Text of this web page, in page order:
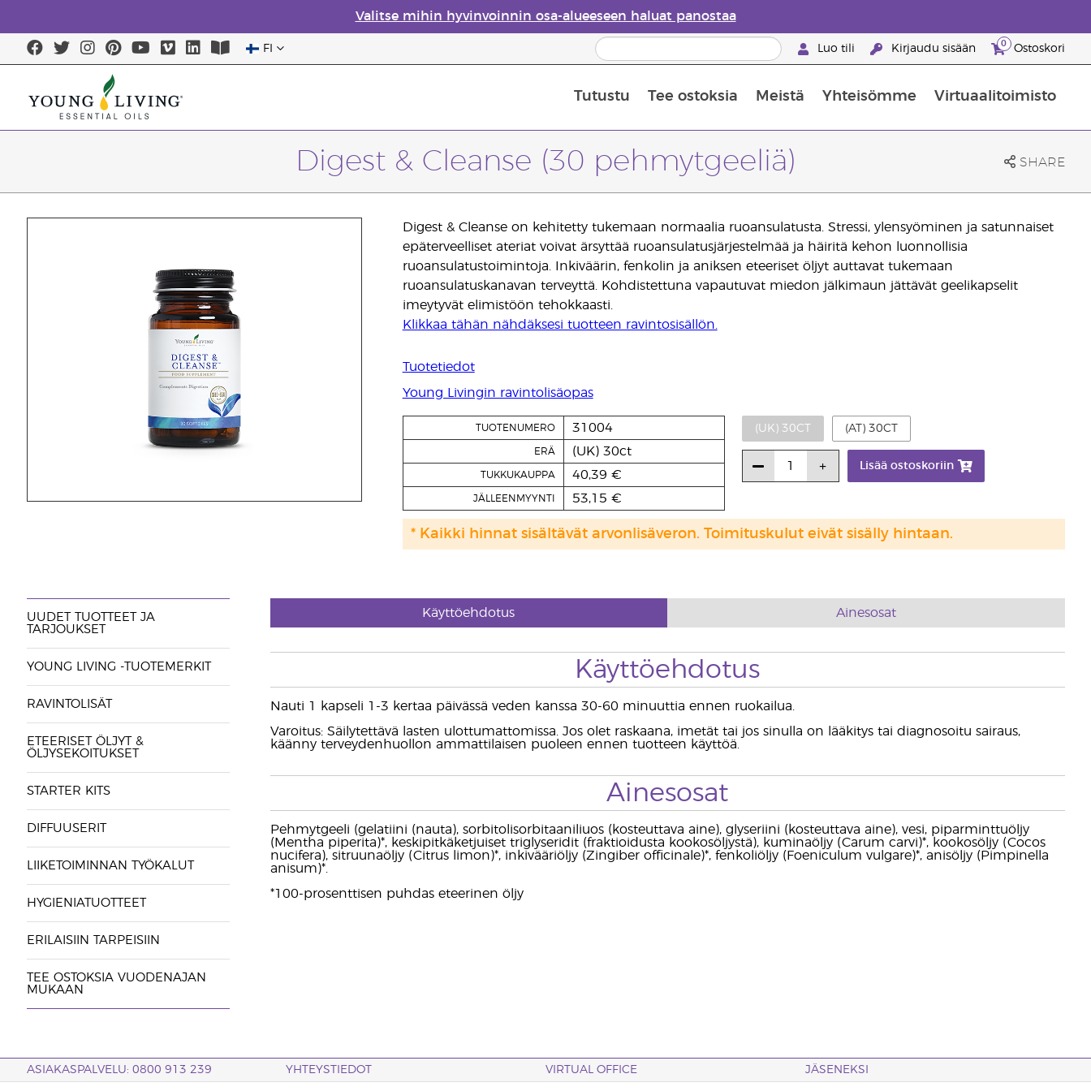
Valitse mihin hyvinvoinnin osa-alueeseen haluat panostaa
FI Luo tili Kirjaudu sisään 0 Ostoskori
Tutustu Tee ostoksia Meistä Yhteisömme Virtuaalitoimisto
Digest & Cleanse (30 pehmytgeeliä) SHARE
Digest & Cleanse on kehitetty tukemaan normaalia ruoansulatusta. Stressi, ylensyöminen ja satunnaiset
epäterveelliset ateriat voivat ärsyttää ruoansulatusjärjestelmää ja häiritä kehon luonnollisia
ruoansulatustoimintoja. Inkiväärin, fenkolin ja aniksen eteeriset öljyt auttavat tukemaan
ruoansulatuskanavan terveyttä. Kohdistettuna vapautuvat miedon jälkimaun jättävät geelikapselit
imeytyvät elimistöön tehokkaasti.
Klikkaa tähän nähdäksesi tuotteen ravintosisällön.
Tuotetiedot
Young Livingin ravintolisäopas
TUOTENUMERO 31004
ERÄ (UK) 30ct
TUKKUKAUPPA 40,39 €
JÄLLEENMYYNTI 53,15 €
(UK) 30CT (AT) 30CT
Lisää ostoskoriin
* Kaikki hinnat sisältävät arvonlisäveron. Toimituskulut eivät sisälly hintaan.
UUDET TUOTTEET JA
TARJOUKSET
YOUNG LIVING -TUOTEMERKIT
RAVINTOLISÄT
ETEERISET ÖLJYT &
ÖLJYSEKOITUKSET
STARTER KITS
DIFFUUSERIT
LIIKETOIMINNAN TYÖKALUT
HYGIENIATUOTTEET
ERILAISIIN TARPEISIIN
TEE OSTOKSIA VUODENAJAN
MUKAAN
Käyttöehdotus Ainesosat
Käyttöehdotus
Nauti 1 kapseli 1-3 kertaa päivässä veden kanssa 30-60 minuuttia ennen ruokailua.
Varoitus: Säilytettävä lasten ulottumattomissa. Jos olet raskaana, imetät tai jos sinulla on lääkitys tai diagnosoitu sairaus,
käänny terveydenhuollon ammattilaisen puoleen ennen tuotteen käyttöä.
Ainesosat
Pehmytgeeli (gelatiini (nauta), sorbitolisorbitaaniliuos (kosteuttava aine), glyseriini (kosteuttava aine), vesi, piparminttuöljy
(Mentha piperita)*, keskipitkäketjuiset triglyseridit (fraktioidusta kookosöljystä), kuminaöljy (Carum carvi)*, kookosöljy (Cocos
nucifera), sitruunaöljy (Citrus limon)*, inkivääriöljy (Zingiber officinale)*, fenkoliöljy (Foeniculum vulgare)*, anisöljy (Pimpinella
anisum)*.
*100-prosenttisen puhdas eteerinen öljy
ASIAKASPALVELU: 0800 913 239 YHTEYSTIEDOT VIRTUAL OFFICE JÄSENEKSI